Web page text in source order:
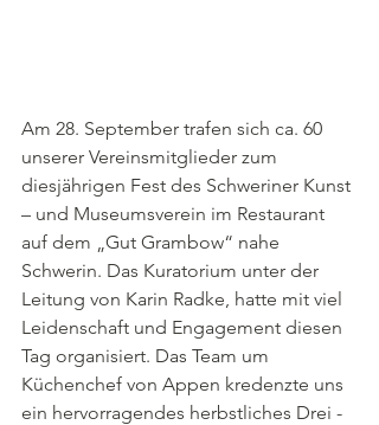
Am 28. September trafen sich ca. 60
unserer Vereinsmitglieder zum
diesjährigen Fest des Schweriner Kunst
– und Museumsverein im Restaurant
auf dem „Gut Grambow“ nahe
Schwerin. Das Kuratorium unter der
Leitung von Karin Radke, hatte mit viel
Leidenschaft und Engagement diesen
Tag organisiert. Das Team um
Küchenchef von Appen kredenzte uns
ein hervorragendes herbstliches Drei -